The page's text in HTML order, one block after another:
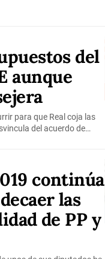
del
aunque
para que Real coja las
del acuerdo de…
continúa
las
de PP y